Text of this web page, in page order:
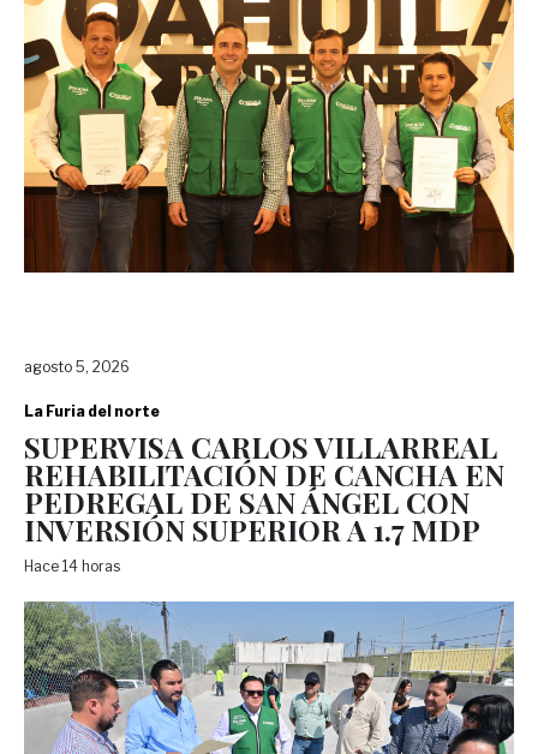
agosto 5, 2026
La Furia del norte
SUPERVISA CARLOS VILLARREAL
REHABILITACIÓN DE CANCHA EN
PEDREGAL DE SAN ÁNGEL CON
INVERSIÓN SUPERIOR A 1.7 MDP
Hace 14 horas